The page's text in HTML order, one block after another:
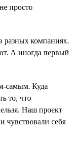
просто
разных компаниях.
А иногда первый
самым. Куда
то, что
Наш проект
чувствовали себя